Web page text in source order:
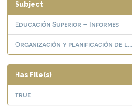
Subject
Educación Superior – Informes
Organización y planificación de l...
Has File(s)
true